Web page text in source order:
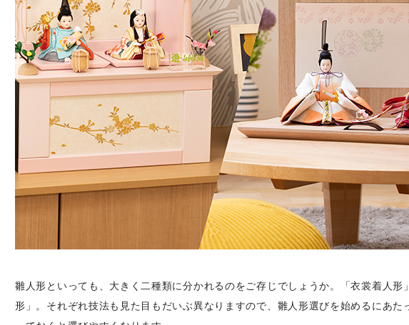
雛人形といっても、大きく二種類に分かれるのをご存じでしょうか。「衣裳着人形
形」。それぞれ技法も見た目もだいぶ異なりますので、雛人形選びを始めるにあた